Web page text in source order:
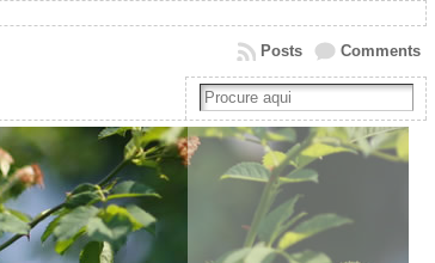
Comments
Posts